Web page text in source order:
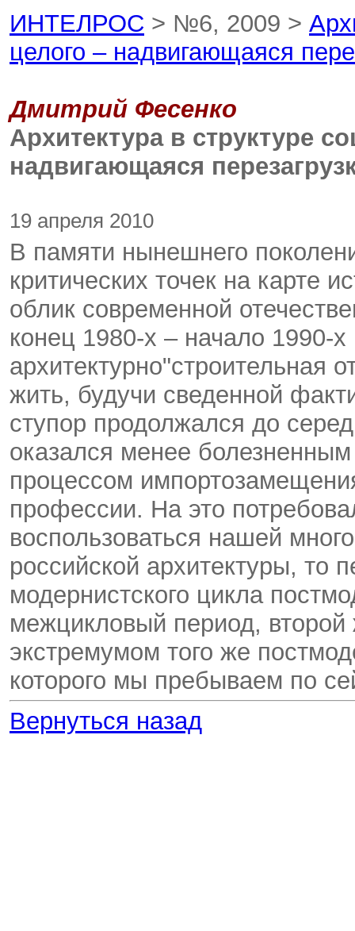
ИНТЕЛРОС > №6, 2009 >
целого – надвигающаяся
Дмитрий Фесенко
Архитектура в структуре
надвигающаяся
19 апреля 2010
В памяти нынешнего
критических точек на карте
облик современной
конец 1980-х – начало 1990-х
архитектурно"строительная
жить, будучи сведенной
ступор продолжался до
оказался менее
процессом
профессии. На это
воспользоваться нашей
российской архитектуры, то
модернистского цикла
межцикловый период,
экстремумом того же
которого мы пребываем по
Вернуться назад